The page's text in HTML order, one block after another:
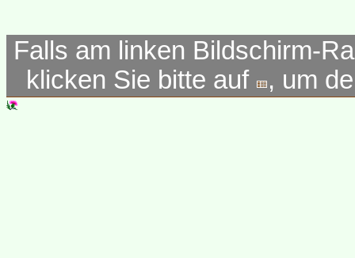
Falls am linken Bildschirm-
klicken Sie bitte auf
, um